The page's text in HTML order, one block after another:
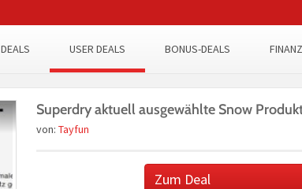
DEALS USER DEALS BONUS-DEALS
Superdry aktuell ausgewählte Snow
von: Tayfun
Zum Deal